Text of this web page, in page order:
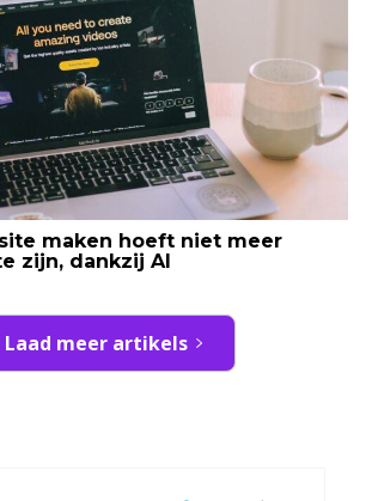
maken hoeft niet meer
zijn, dankzij AI
Laad meer artikels